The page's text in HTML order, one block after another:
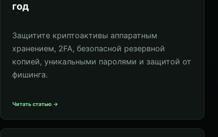
год
Защитите криптоактивы аппаратным
хранением, 2FA, безопасной резервной
копией, уникальными паролями и защитой от
фишинга.
Читать статью →